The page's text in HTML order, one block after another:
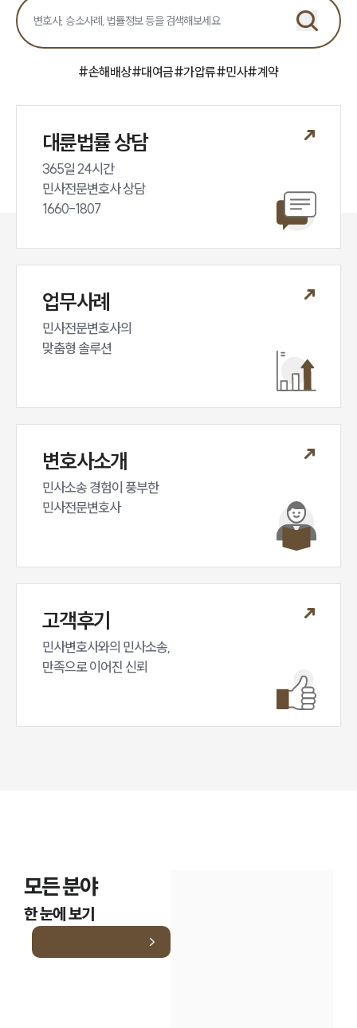
#손해배상#대여금#가압류#민사#계약
대륜법률 상담
365일 24시간
민사전문변호사 상담
1660-1807
업무사례
민사전문변호사의
맞춤형 솔루션
변호사소개
민사소송 경험이 풍부한
민사전문변호사
고객후기
민사변호사와의 민사소송,
만족으로 이어진 신뢰
모든 분야
한 눈에 보기